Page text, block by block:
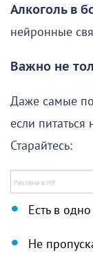
Алкоголь в
нейронные
Важно не
Даже самые
если питаться
Старайтесь:
Есть в
Не